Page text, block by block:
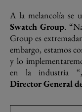
A la melancolía se
Swatch Group.
Group es
embargo, estamos
y lo
en la industria
Director General